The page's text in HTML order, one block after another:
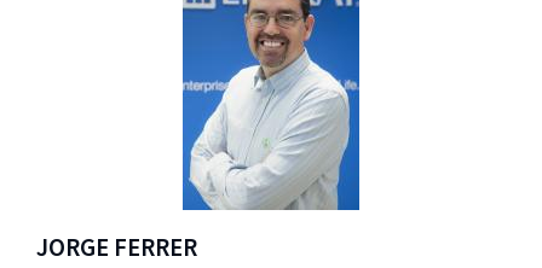
JORGE FERRER